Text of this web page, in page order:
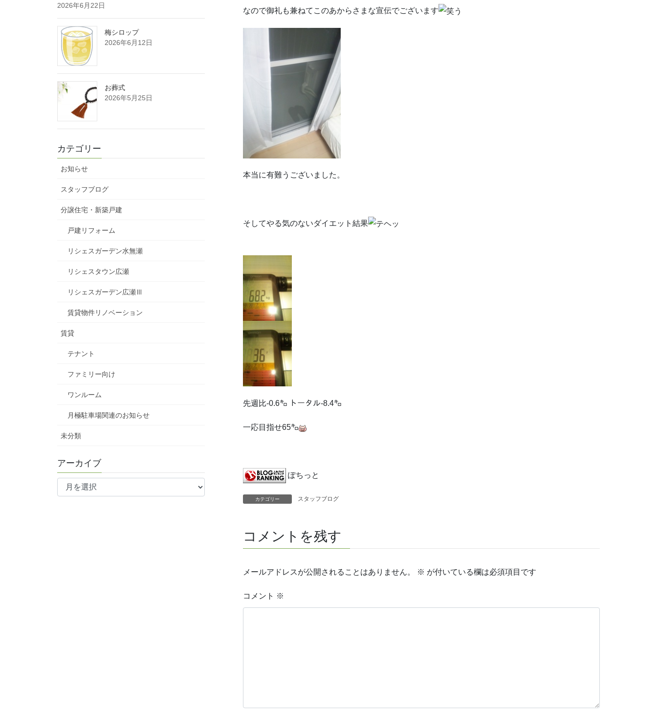
なので御礼も兼ねてこのあからさまな宣伝でございます
本当に有難うございました。
そしてやる気のないダイエット結果
先週比-0.6㌔ トータル-8.4㌔
一応目指せ65㌔
ぽちっと
カテゴリー スタッフブログ
コメントを残す
メールアドレスが公開されることはありません。 ※ が付いている欄は必須項目です
コメント ※
2026年6月22日
梅シロップ
2026年6月12日
お葬式
2026年5月25日
カテゴリー
お知らせ
スタッフブログ
分譲住宅・新築戸建
戸建リフォーム
リシェスガーデン水無瀬
リシェスタウン広瀬
リシェスガーデン広瀬Ⅲ
賃貸物件リノベーション
賃貸
テナント
ファミリー向け
ワンルーム
月極駐車場関連のお知らせ
未分類
アーカイブ
ア